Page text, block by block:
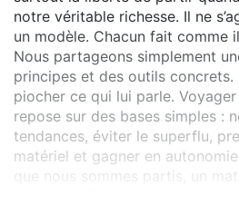
notre véritable richesse. Il ne
un modèle. Chacun fait comme
Nous partageons simplement
principes et des outils concrets.
piocher ce qui lui parle. Voyager
repose sur des bases simples :
tendances, éviter le superflu,
matériel et gagner en
que nous sommes partis, un